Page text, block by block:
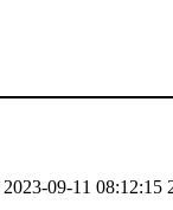
2023-09-11 08:12:15